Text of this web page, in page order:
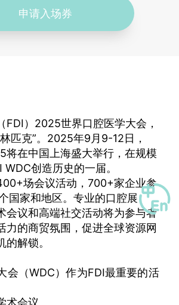
申请入场券
FDI）2025世界口腔医学大会，
匹克”。2025年9月9-12日，
将在中国上海盛大举行，在规模
创造历史的一届。
场会议活动，700+家企业参
国家和地区。专业的口腔展
会议和高端社交活动将为参与者
力的商贸氛围，促进全球资源网
解锁。
会（WDC）作为FDI最重要的活
术会议